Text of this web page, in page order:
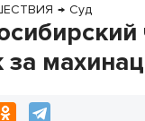
→ Суд
за